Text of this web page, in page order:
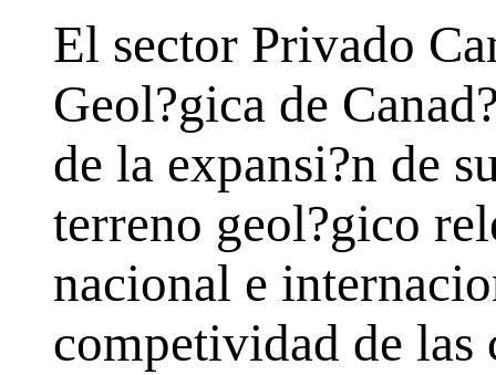
El sector Privado
Geol?gica de
de la expansi?n de
terreno geol?gico
nacional e
competividad de las